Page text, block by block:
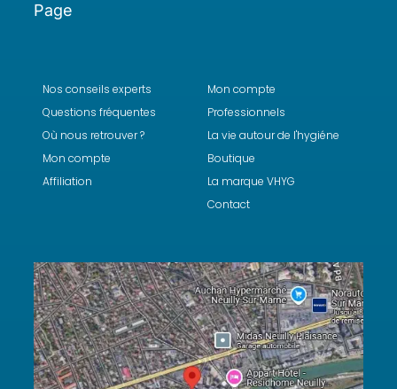
Page
Nos conseils experts
Questions fréquentes
Où nous retrouver ?
Mon compte
Affiliation
Mon compte
Professionnels
La vie autour de l'hygiéne
Boutique
La marque VHYG
Contact